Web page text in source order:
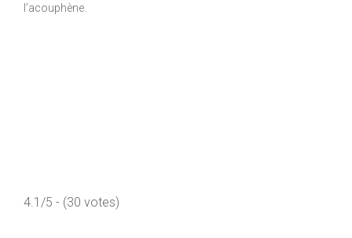
l’acouphène.
4.1/5 - (30 votes)